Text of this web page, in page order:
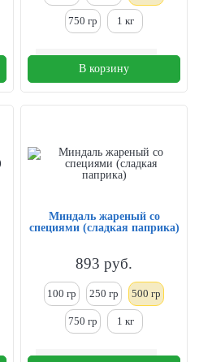
750 гр 1 кг
В корзину
Миндаль жареный со
специями (сладкая паприка)
893 руб.
100 гр 250 гр 500 гр
750 гр 1 кг